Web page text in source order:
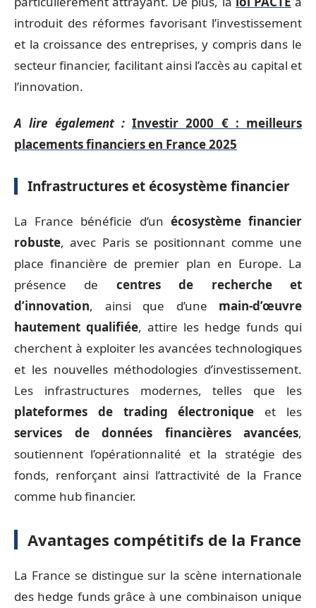
introduit des réformes favorisant l’investissement
et la croissance des entreprises, y compris dans le
secteur financier, facilitant ainsi l’accès au capital et
l’innovation.
A lire également : Investir 2000 € : meilleurs
placements financiers en France 2025
Infrastructures et écosystème financier
La France bénéficie d’un écosystème financier
robuste, avec Paris se positionnant comme une
place financière de premier plan en Europe. La
présence de centres de recherche et
d’innovation, ainsi que d’une main-d’œuvre
hautement qualifiée, attire les hedge funds qui
cherchent à exploiter les avancées technologiques
et les nouvelles méthodologies d’investissement.
Les infrastructures modernes, telles que les
plateformes de trading électronique et les
services de données financières avancées,
soutiennent l’opérationnalité et la stratégie des
fonds, renforçant ainsi l’attractivité de la France
comme hub financier.
Avantages compétitifs de la France
La France se distingue sur la scène internationale
des hedge funds grâce à une combinaison unique